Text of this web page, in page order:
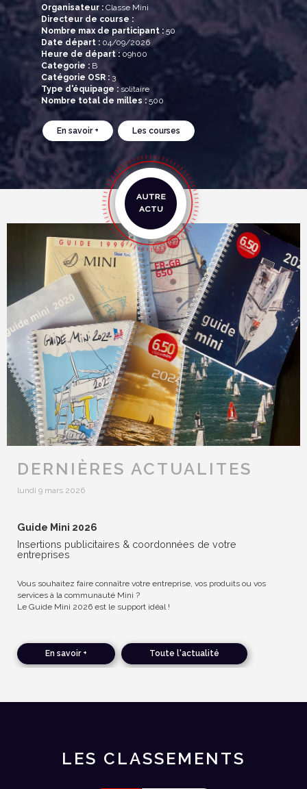
Organisateur : Classe Mini
Directeur de course :
Nombre max de participant : 50
Date départ : 04/09/2026
Heure de départ : 09h00
Categorie : B
Catégorie OSR : 3
Type d'équipage : solitaire
Nombre total de milles : 500
En savoir + Les courses
DERNIÈRES ACTUALITES
lundi 9 mars 2026
Guide Mini 2026
Insertions publicitaires & coordonnées de votre
entreprises
Vous souhaitez faire connaître votre entreprise, vos produits ou vos
services à la communauté Mini ?
Le Guide Mini 2026 est le support idéal !
En savoir + Toute l'actualité
LES CLASSEMENTS